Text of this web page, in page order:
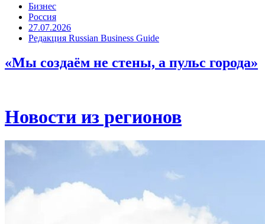
Бизнес
Россия
27.07.2026
Редакция Russian Business Guide
«Мы создаём не стены, а пульс города»
Новости из регионов